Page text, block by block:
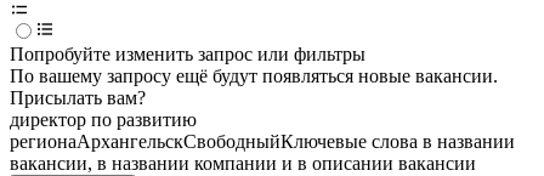
Попробуйте изменить запрос или фильтры
По вашему запросу ещё будут появляться новые вакансии.
Присылать вам?
директор по развитию
регионаАрхангельскСвободныйКлючевые слова в названии
вакансии, в названии компании и в описании вакансии